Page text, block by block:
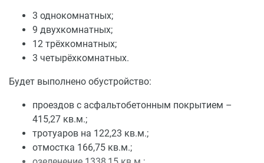
3 однокомнатных;
9 двухкомнатных;
12 трёхкомнатных;
3 четырёхкомнатных.
Будет выполнено обустройство:
проездов с асфальтобетонным покрытием –
415,27 кв.м.;
тротуаров на 122,23 кв.м.;
отмостка 166,75 кв.м.;